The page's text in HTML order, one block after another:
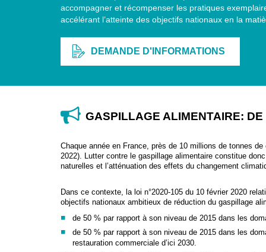
accompagner et récompenser les pratiques
accélérant l’atteinte des objectifs nationaux en la
DEMANDE D'INFORMATIONS
GASPILLAGE ALIMENTAIRE:
Chaque année en France, près de 10 millions de tonnes
2022). Lutter contre le gaspillage alimentaire constitue
naturelles et l’atténuation des effets du changement
Dans ce contexte, la loi n°2020-105 du 10 février 2020
objectifs nationaux ambitieux de réduction du gaspillage
de 50 % par rapport à son niveau de 2015 dans les
de 50 % par rapport à son niveau de 2015 dans les
restauration commerciale d’ici 2030.